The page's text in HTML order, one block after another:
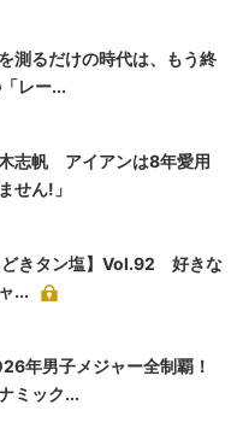
測るだけの時代は、もう終
レー...
木志帆 アイアンは8年愛用
せん!」
どきタン塩】Vol.92 好きな
...
年男子メジャー全制覇！
ミック...